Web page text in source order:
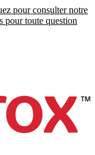
pour consulter notre
pour toute question